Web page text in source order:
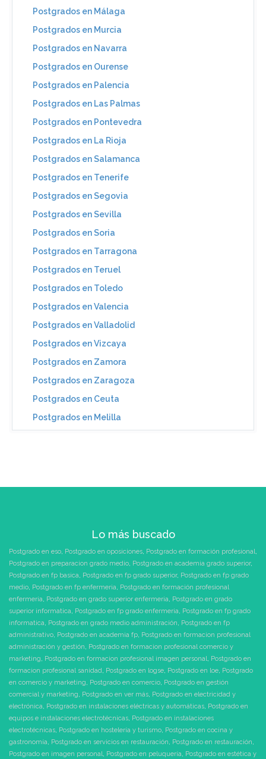
Postgrados en Málaga
Postgrados en Murcia
Postgrados en Navarra
Postgrados en Ourense
Postgrados en Palencia
Postgrados en Las Palmas
Postgrados en Pontevedra
Postgrados en La Rioja
Postgrados en Salamanca
Postgrados en Tenerife
Postgrados en Segovia
Postgrados en Sevilla
Postgrados en Soria
Postgrados en Tarragona
Postgrados en Teruel
Postgrados en Toledo
Postgrados en Valencia
Postgrados en Valladolid
Postgrados en Vizcaya
Postgrados en Zamora
Postgrados en Zaragoza
Postgrados en Ceuta
Postgrados en Melilla
Lo más buscado
Postgrado en eso, Postgrado en oposiciones, Postgrado en formación profesional,
Postgrado en preparacion grado medio, Postgrado en academia grado superior,
Postgrado en fp basica, Postgrado en fp grado superior, Postgrado en fp grado
medio, Postgrado en fp enfermeria, Postgrado en formación profesional
enfermeria, Postgrado en grado superior enfermeria, Postgrado en grado
superior informatica, Postgrado en fp grado enfermeria, Postgrado en fp grado
informatica, Postgrado en grado medio administración, Postgrado en fp
administrativo, Postgrado en academia fp, Postgrado en formacion profesional
administración y gestión, Postgrado en formacion profesional comercio y
marketing, Postgrado en formacion profesional imagen personal, Postgrado en
formacion profesional sanidad, Postgrado en logse, Postgrado en loe, Postgrado
en comercio y marketing, Postgrado en comercio, Postgrado en gestión
comercial y marketing, Postgrado en ver más, Postgrado en electricidad y
electrónica, Postgrado en instalaciones eléctricas y automáticas, Postgrado en
equipos e instalaciones electrotécnicas, Postgrado en instalaciones
electrotécnicas, Postgrado en hostelería y turismo, Postgrado en cocina y
gastronomía, Postgrado en servicios en restauración, Postgrado en restauración,
Postgrado en imagen personal, Postgrado en peluquería, Postgrado en estética y